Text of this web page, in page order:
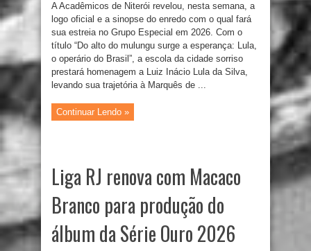
A Acadêmicos de Niterói revelou, nesta semana, a
logo oficial e a sinopse do enredo com o qual fará
sua estreia no Grupo Especial em 2026. Com o
título “Do alto do mulungu surge a esperança: Lula,
o operário do Brasil”, a escola da cidade sorriso
prestará homenagem a Luiz Inácio Lula da Silva,
levando sua trajetória à Marquês de ...
Continuar Lendo »
Liga RJ renova com Macaco
Branco para produção do
álbum da Série Ouro 2026